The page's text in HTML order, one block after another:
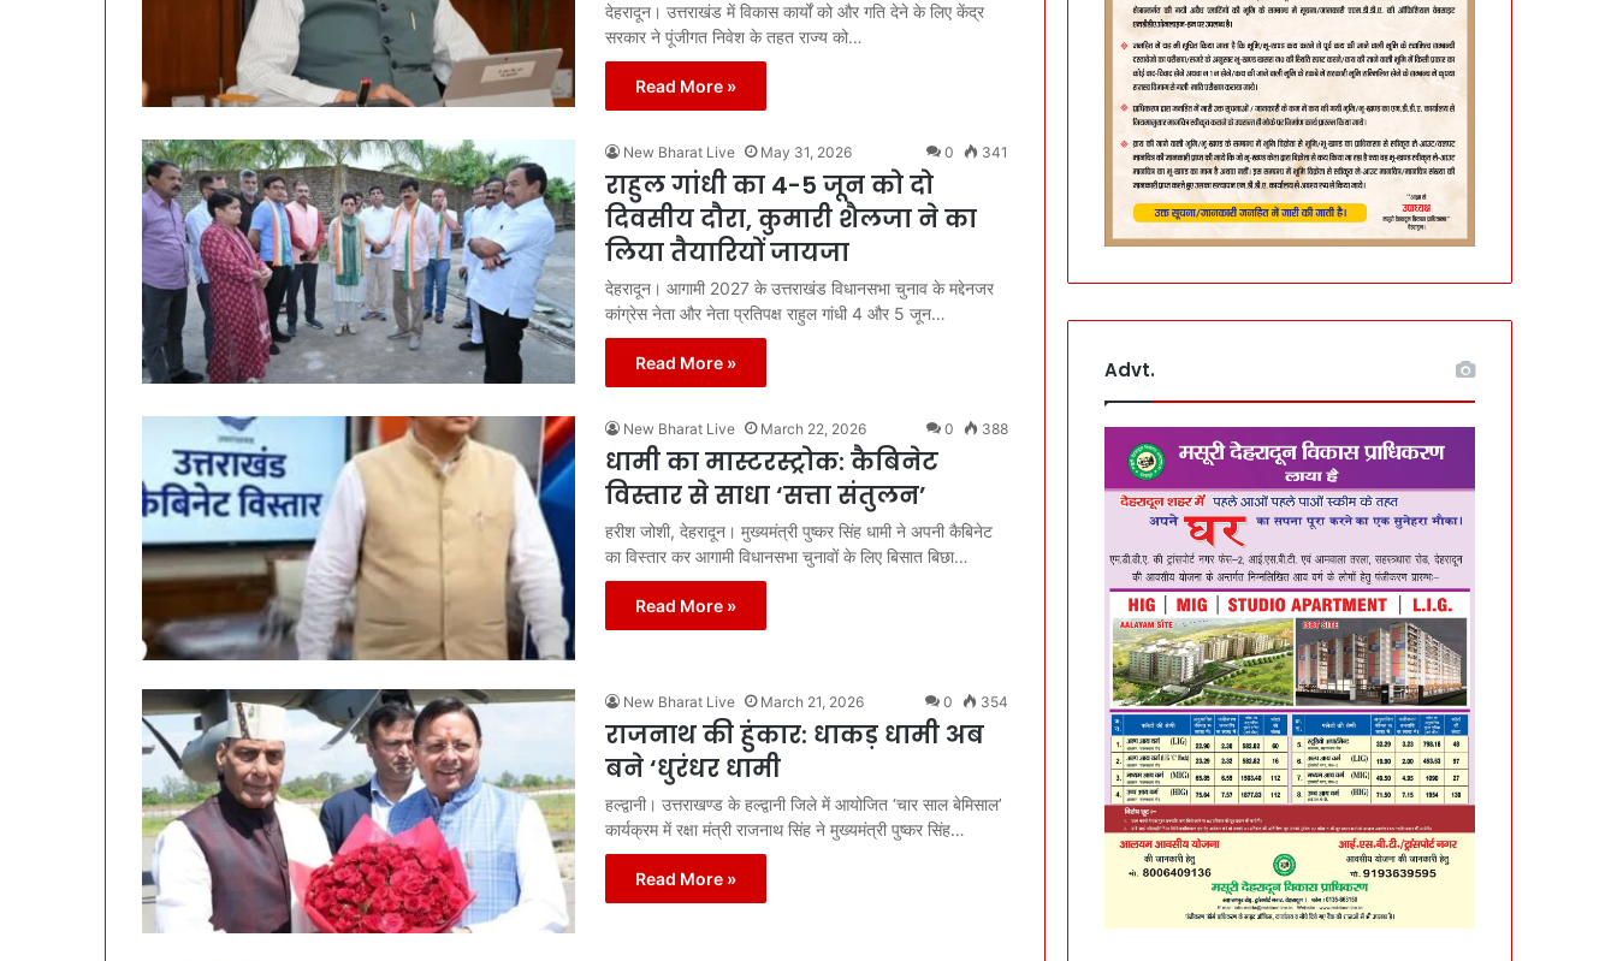
देहरादून। उत्तराखंड में विकास कार्यों को और गति देने के लिए केंद्र
सरकार ने पूंजीगत निवेश के तहत राज्य को…
Read More »
New Bharat Live May 31, 2026 0 341
राहुल गांधी का 4-5 जून को दो
दिवसीय दौरा, कुमारी शैलजा ने का
लिया तैयारियों जायजा
देहरादून। आगामी 2027 के उत्तराखंड विधानसभा चुनाव के मद्देनजर
कांग्रेस नेता और नेता प्रतिपक्ष राहुल गांधी 4 और 5 जून…
Read More »
New Bharat Live March 22, 2026 0 388
धामी का मास्टरस्ट्रोक: कैबिनेट
विस्तार से साधा ‘सत्ता संतुलन’
हरीश जोशी, देहरादून। मुख्यमंत्री पुष्कर सिंह धामी ने अपनी कैबिनेट
का विस्तार कर आगामी विधानसभा चुनावों के लिए बिसात बिछा…
Read More »
New Bharat Live March 21, 2026 0 354
राजनाथ की हुंकार: धाकड़ धामी अब
बने ‘धुरंधर धामी
हल्द्वानी। उत्तराखण्ड के हल्द्वानी जिले में आयोजित ‘चार साल बेमिसाल’
कार्यक्रम में रक्षा मंत्री राजनाथ सिंह ने मुख्यमंत्री पुष्कर सिंह…
Read More »
Advt.